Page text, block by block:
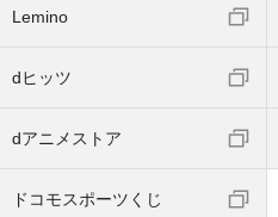
Lemino
dヒッツ
dアニメストア
ドコモスポーツくじ